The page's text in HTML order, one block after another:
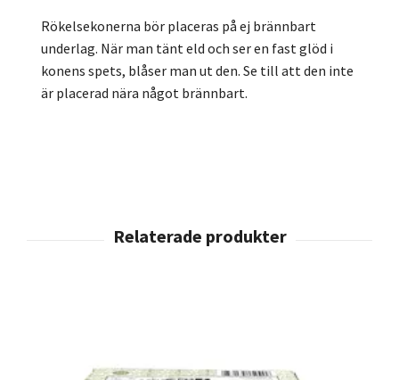
Rökelsekonerna bör placeras på ej brännbart
underlag. När man tänt eld och ser en fast glöd i
konens spets, blåser man ut den. Se till att den inte
är placerad nära något brännbart.